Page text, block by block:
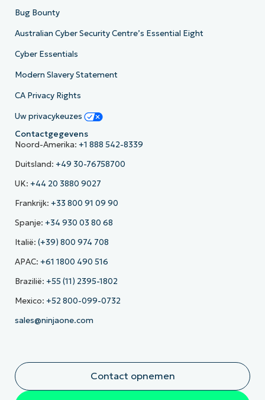
Bug Bounty
Australian Cyber Security Centre’s Essential Eight
Cyber Essentials
Modern Slavery Statement
CA Privacy Rights
Uw privacykeuzes
Contactgegevens
Noord-Amerika: +1 888 542-8339
Duitsland: +49 30-76758700
UK: +44 20 3880 9027
Frankrijk: +33 800 91 09 90
Spanje: +34 930 03 80 68
Italië: (+39) 800 974 708
APAC: +61 1800 490 516
Brazilië: +55 (11) 2395-1802
Mexico: +52 800-099-0732
sales@ninjaone.com
Contact opnemen